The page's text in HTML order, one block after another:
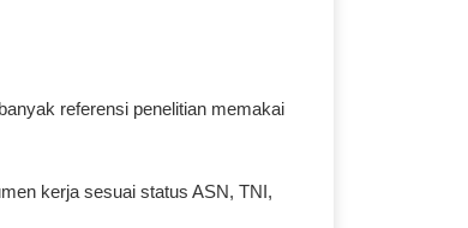
referensi penelitian memakai
kerja sesuai status ASN, TNI,